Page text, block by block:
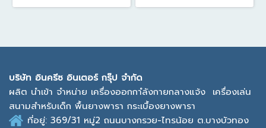
บริษัท อินครีซ อินเตอร์ กรุ๊ป จำกัด
ผลิต นำเข้า จำหน่าย เครื่องออกกาํลังกายกลางแจ้ง เครื่องเล่น
สนามสำหรับเด็ก พื้นยางพารา กระเบื้องยางพารา
ที่อยู่: 369/31 หมู่2 ถนนบางกรวย-ไทรน้อย ต.บางบัวทอง